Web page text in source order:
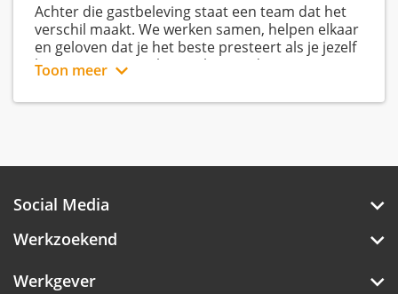
Achter die gastbeleving staat een team dat het
verschil maakt. We werken samen, helpen elkaar
en geloven dat je het beste presteert als je jezelf
kunt zijn. Daarom krijg je bij ons de ruimte om te
leren, mee te denken en jezelf te ontwikkelen.
invloed op de ervaring van onze gasten. Jij zorgt
Zoek jij een baan waar je onderdeel bent van een
betrokken team, verantwoordelijkheid krijgt en
misschien wel perfect bij Boutique Hotel Corona.
Toon meer
Social Media
Werkzoekend
Werkgever